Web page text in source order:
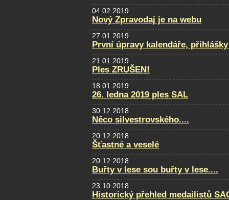
04.02.2019
Nový Zpravodaj je na webu
27.01.2019
První úpravy kalendáře, přihlášky
21.01.2019
Ples ZRUŠEN!
18.01.2019
26. ledna 2019 ples SAL
30.12.2018
Něco silvestrovského....
20.12.2018
Šťastné a veselé
20.12.2018
Buřty v lese sou buřty v lese....
23.10.2018
Historický přehled medailistů